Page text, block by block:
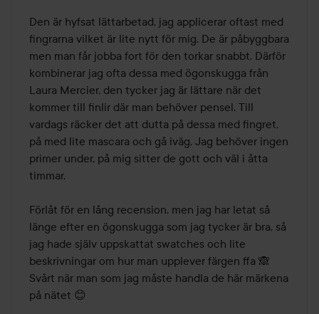
Den är hyfsat lättarbetad, jag applicerar oftast med
fingrarna vilket är lite nytt för mig. De är påbyggbara
men man får jobba fort för den torkar snabbt. Därför
kombinerar jag ofta dessa med ögonskugga från
Laura Mercier, den tycker jag är lättare när det
kommer till finlir där man behöver pensel. Till
vardags räcker det att dutta på dessa med fingret,
på med lite mascara och gå iväg. Jag behöver ingen
primer under, på mig sitter de gott och väl i åtta
timmar.
Förlåt för en lång recension, men jag har letat så
länge efter en ögonskugga som jag tycker är bra, så
jag hade själv uppskattat swatches och lite
beskrivningar om hur man upplever färgen ffa 🙈
Svårt när man som jag måste handla de här märkena
på nätet 😊